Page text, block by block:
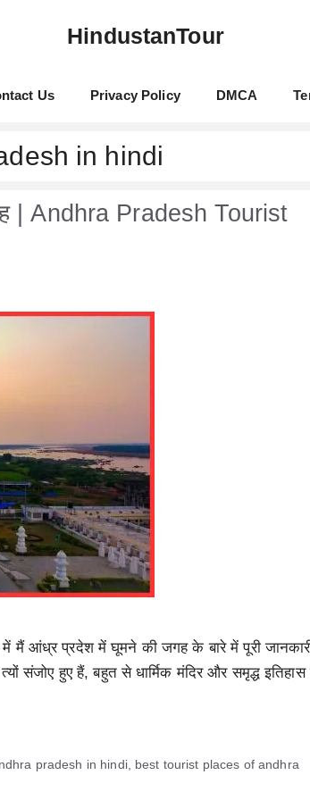
HindustanTour
Us Privacy Policy DMCA
in hindi
| Andhra Pradesh Tourist
मैं आंध्र प्रदेश में घूमने की जगह के बारे में पूरी
संजोए हुए हैं, बहुत से धार्मिक मंदिर और समृद्ध इतिहास
pradesh in hindi, best tourist places of andhra